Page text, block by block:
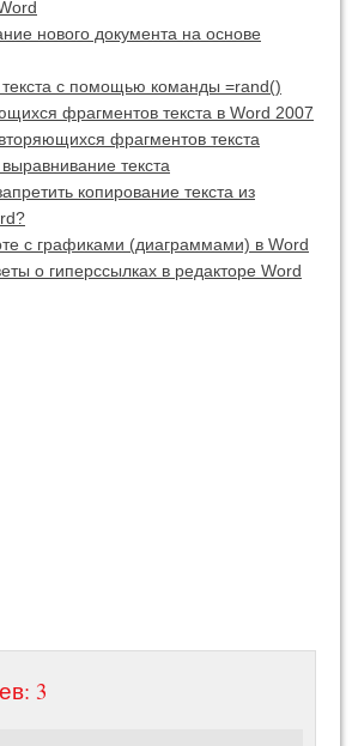
нового документа на основе
с помощью команды =rand()
фрагментов текста в Word 2007
фрагментов текста
текста
копирование текста из
с графиками (диаграммами) в Word
о гиперссылках в редакторе Word
3